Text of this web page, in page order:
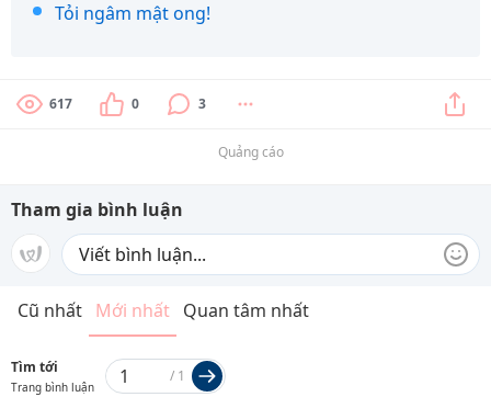
Tỏi ngâm mật ong!
617 0 3
Quảng cáo
Tham gia bình luận
Cũ nhất Mới nhất Quan tâm nhất
Tìm tới
Trang bình luận
/ 1